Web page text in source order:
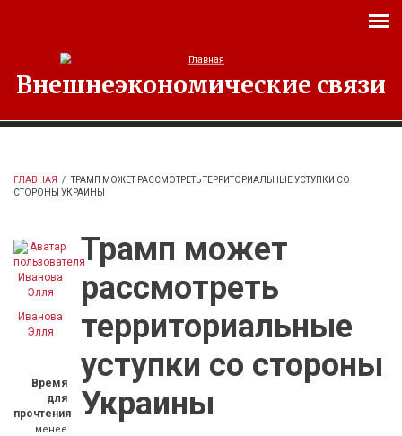
Внешнеэкономические связи
ГЛАВНАЯ / ТРАМП МОЖЕТ РАССМОТРЕТЬ ТЕРРИТОРИАЛЬНЫЕ УСТУПКИ СО
СТОРОНЫ УКРАИНЫ
Иванова
Элля
Время
для
прочтения
менее
Трамп может
рассмотреть
территориальные
уступки со стороны
Украины